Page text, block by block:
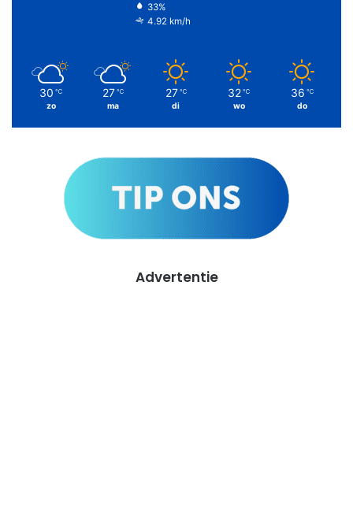
33%
4.92 km/h
30 ℃
zo
27 ℃
ma
27 ℃
di
32 ℃
wo
36 ℃
do
Advertentie